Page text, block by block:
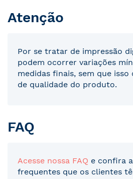
Atenção
Por se tratar de impressão
podem ocorrer variações
medidas finais, sem que
de qualidade do produto.
FAQ
Acesse nossa FAQ e confira
frequentes que os clientes